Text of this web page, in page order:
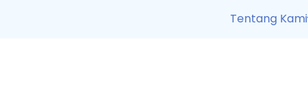
Tentang Kami